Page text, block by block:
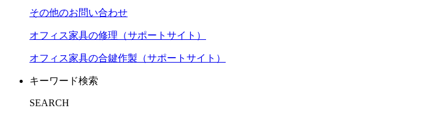
その他のお問い合わせ
オフィス家具の修理（サポートサイト）
オフィス家具の合鍵作製（サポートサイト）
キーワード検索
SEARCH